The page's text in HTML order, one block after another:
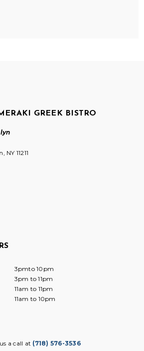
GREEK BISTRO
11211
3pmto 10pm
3pm to 11pm
11am to 11pm
11am to 10pm
a call at (718) 576-3536